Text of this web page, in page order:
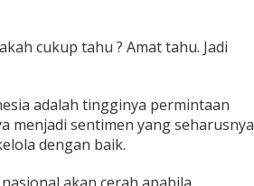
cukup tahu ? Amat tahu. Jadi
adalah tingginya permintaan
menjadi sentimen yang seharusnya
dengan baik.